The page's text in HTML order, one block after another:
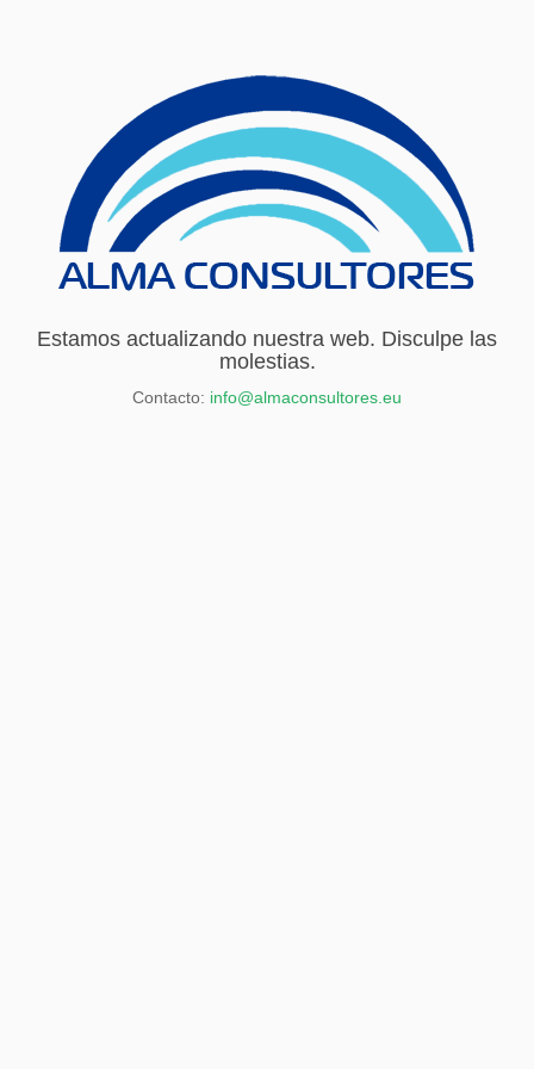
Estamos actualizando nuestra web. Disculpe las
molestias.
Contacto: info@almaconsultores.eu